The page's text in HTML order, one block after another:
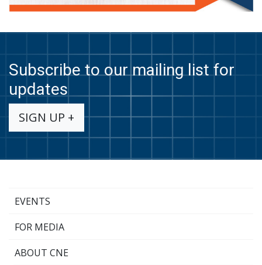
Subscribe to our mailing list for
updates
SIGN UP +
EVENTS
FOR MEDIA
ABOUT CNE